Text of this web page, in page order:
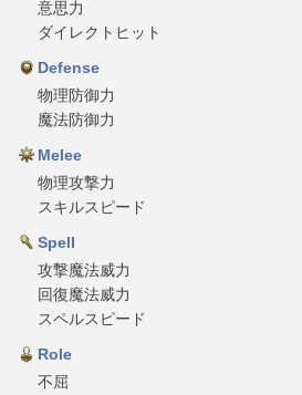
意思力
ダイレクトヒット
Defense
物理防御力
魔法防御力
Melee
物理攻撃力
スキルスピード
Spell
攻撃魔法威力
回復魔法威力
スペルスピード
Role
不屈